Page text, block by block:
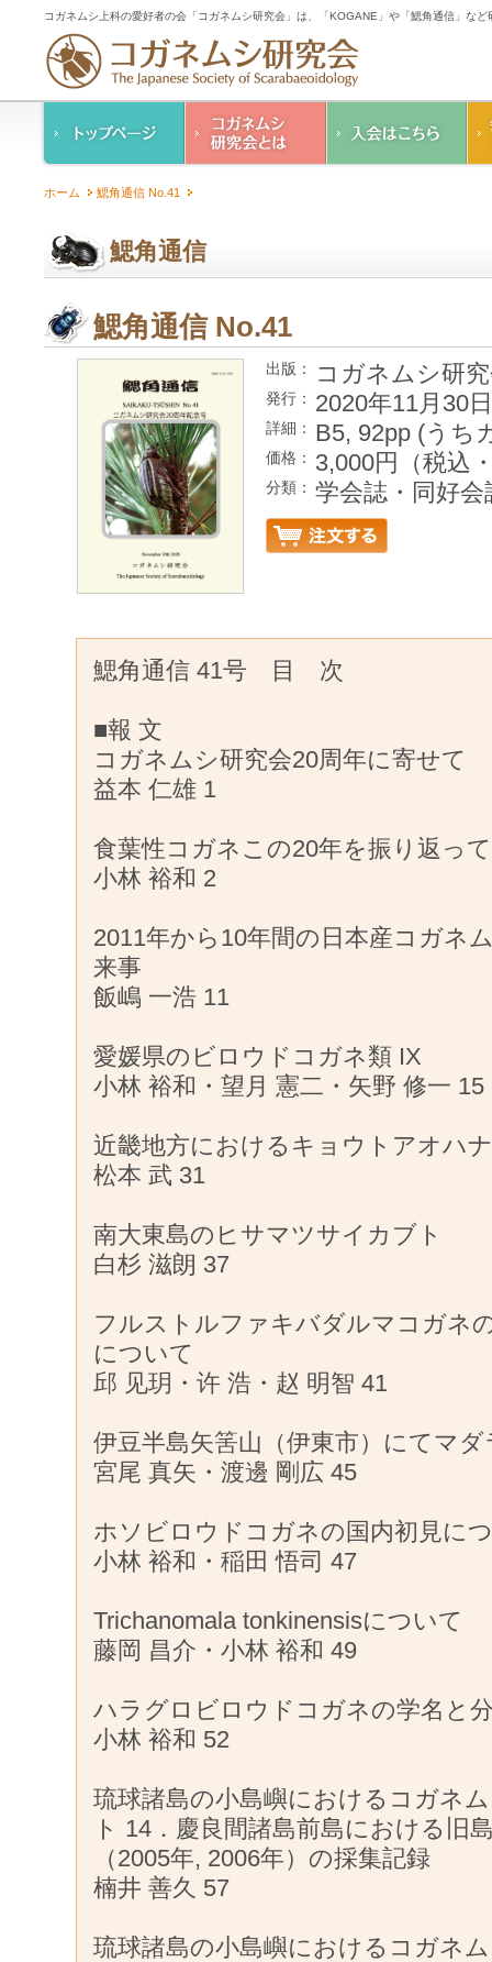
コガネムシ上科の愛好者の会「コガネムシ研究会」は、「KOGANE」や「鰓角通信」な
ご案内
人情報保護要領
ホーム 鰓角通信 No.41
鰓角通信
鰓角通信 No.41
出版： コガネムシ研
発行： 2020年11月30日
詳細： B5, 92pp (うち
価格： 3,000円（税込
分類： 学会誌・同好会
鰓角通信 41号 目 次
■報 文
コガネムシ研究会20周年に寄せて
益本 仁雄 1
食葉性コガネこの20年を振り返って
小林 裕和 2
2011年から10年間の日本産コガネ
来事
飯嶋 一浩 11
愛媛県のビロウドコガネ類 IX
小林 裕和・望月 憲二・矢野 修一 15
近畿地方におけるキョウトアオハ
松本 武 31
南大東島のヒサマツサイカブト
白杉 滋朗 37
フルストルファキバダルマコガネ
について
邱 见玥・许 浩・赵 明智 41
伊豆半島矢筈山（伊東市）にてマ
宮尾 真矢・渡邊 剛広 45
ホソビロウドコガネの国内初見に
小林 裕和・稲田 悟司 47
Trichanomala tonkinensisについて
藤岡 昌介・小林 裕和 49
ハラグロビロウドコガネの学名と
小林 裕和 52
琉球諸島の小島嶼におけるコガネ
ト 14．慶良間諸島前島における旧
（2005年, 2006年）の採集記録
楠井 善久 57
琉球諸島の小島嶼におけるコガネ